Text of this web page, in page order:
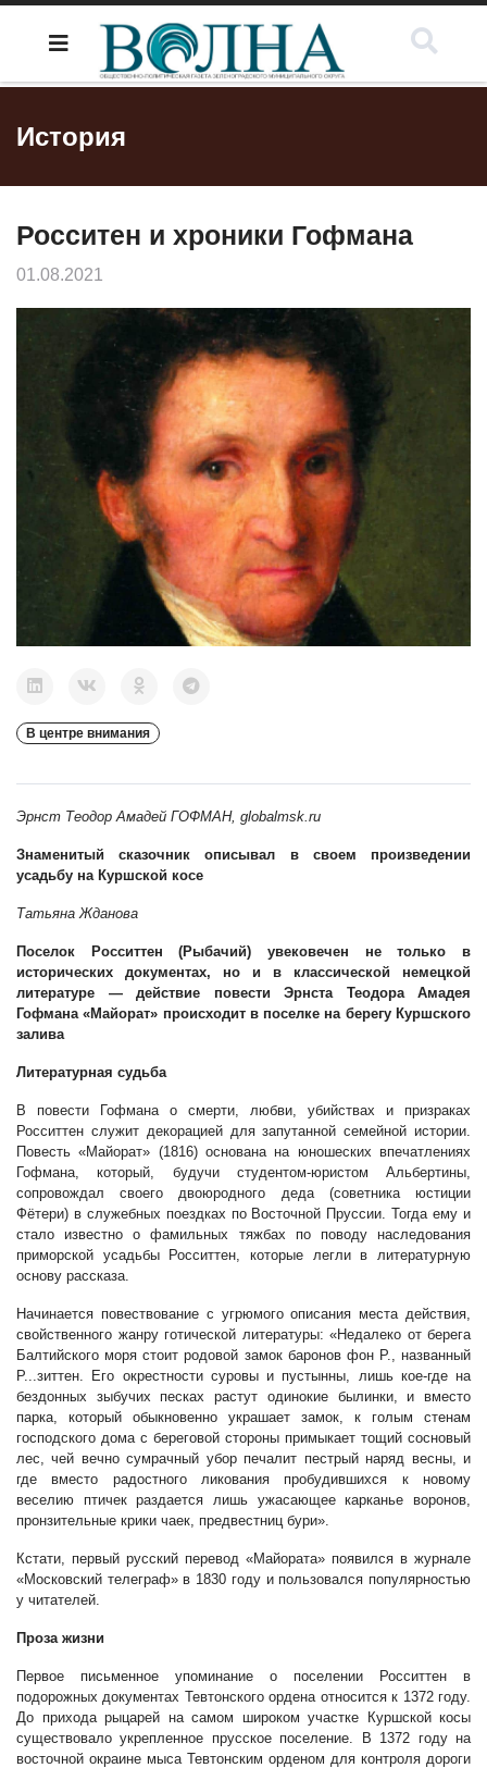
История
Росситен и хроники Гофмана
01.08.2021
В центре внимания
Эрнст Теодор Амадей ГОФМАН, globalmsk.ru
Знаменитый сказочник описывал в своем произведении
усадьбу на Куршской косе
Татьяна Жданова
Поселок Росситтен (Рыбачий) увековечен не только в
исторических документах, но и в классической немецкой
литературе — действие повести Эрнста Теодора Амадея
Гофмана «Майорат» происходит в поселке на берегу Куршского
залива
Литературная судьба
В повести Гофмана о смерти, любви, убийствах и призраках
Росситтен служит декорацией для запутанной семейной истории.
Повесть «Майорат» (1816) основана на юношеских впечатлениях
Гофмана, который, будучи студентом-юристом Альбертины,
сопровождал своего двоюродного деда (советника юстиции
Фётери) в служебных поездках по Восточной Пруссии. Тогда ему и
стало известно о фамильных тяжбах по поводу наследования
приморской усадьбы Росситтен, которые легли в литературную
основу рассказа.
Начинается повествование с угрюмого описания места действия,
свойственного жанру готической литературы: «Недалеко от берега
Балтийского моря стоит родовой замок баронов фон Р., названный
Р...зиттен. Его окрестности суровы и пустынны, лишь кое-где на
бездонных зыбучих песках растут одинокие былинки, и вместо
парка, который обыкновенно украшает замок, к голым стенам
господского дома с береговой стороны примыкает тощий сосновый
лес, чей вечно сумрачный убор печалит пестрый наряд весны, и
где вместо радостного ликования пробудившихся к новому
веселию птичек раздается лишь ужасающее карканье воронов,
пронзительные крики чаек, предвестниц бури».
Кстати, первый русский перевод «Майората» появился в журнале
«Московский телеграф» в 1830 году и пользовался популярностью
у читателей.
Проза жизни
Первое письменное упоминание о поселении Росситтен в
подорожных документах Тевтонского ордена относится к 1372 году.
До прихода рыцарей на самом широком участке Куршской косы
существовало укрепленное прусское поселение. В 1372 году на
восточной окраине мыса Тевтонским орденом для контроля дороги